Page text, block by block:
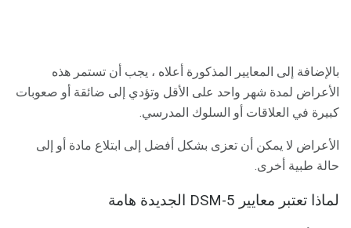
بالإضافة إلى المعايير المذكورة أعلاه ، يجب أن تستمر هذه
الأعراض لمدة شهر واحد على الأقل وتؤدي إلى ضائقة أو صعوبات
كبيرة في العلاقات أو السلوك المدرسي.
الأعراض لا يمكن أن تعزى بشكل أفضل إلى ابتلاع مادة أو إلى
حالة طبية أخرى.
لماذا تعتبر معايير DSM-5 الجديدة هامة